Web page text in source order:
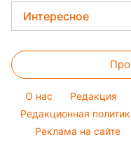
Новости
Новости
Новости Одессы
Елена Зеленская
Алла Пугачева
Максим Галкин
Настя Каменских
Погода на сегодня
Погода на завтра
Женские стрижки
Окрашивание
Красивый маникюр
Модные ошибки
Новости моды
Советы от Андре
Интересное
Тесты по картинке
Оптические
Народные
Все о шоу-бизнесе
O нас Редакция
Редакционная
Реклама на сайте